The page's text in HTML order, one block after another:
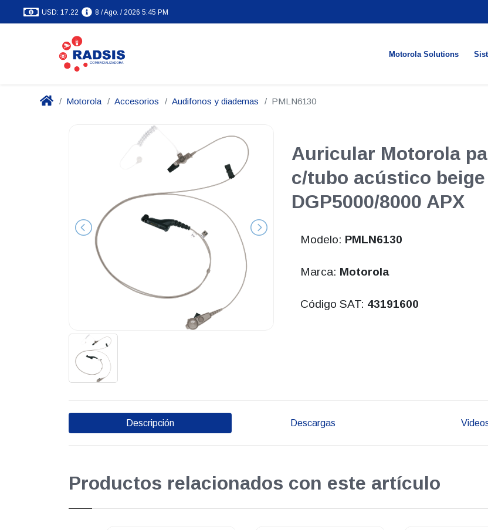
USD: 17.22 8 / Ago. / 2026 5:45 PM
Motorola Solutions
Motorola Accesorios Audifonos y diademas PMLN6130
Auricular Motorola
c/tubo acústico beige
DGP5000/8000 APX
Modelo: PMLN6130
Marca: Motorola
Código SAT: 43191600
Descripción Descargas
Productos relacionados con este artículo